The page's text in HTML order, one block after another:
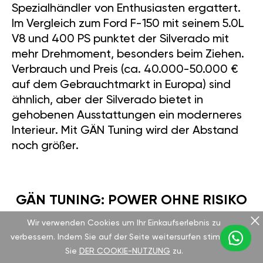
Spezialhändler von Enthusiasten ergattert.
Im Vergleich zum Ford F-150 mit seinem 5.0L
V8 und 400 PS punktet der Silverado mit
mehr Drehmoment, besonders beim Ziehen.
Verbrauch und Preis (ca. 40.000-50.000 €
auf dem Gebrauchtmarkt in Europa) sind
ähnlich, aber der Silverado bietet in
gehobenen Ausstattungen ein moderneres
Interieur. Mit GÄN Tuning wird der Abstand
noch größer.
GÄN TUNING: POWER OHNE RISIKO
Das GAN GT Modul von GÄN ist ein echter
Gamechanger. In unter 15 Minuten
Wir verwenden Cookies um Ihr Einkaufserlebnis zu
verbessern. Indem Sie auf der Seite weitersurfen stimmen
Sie DER COOKIE-NUTZUNG zu.